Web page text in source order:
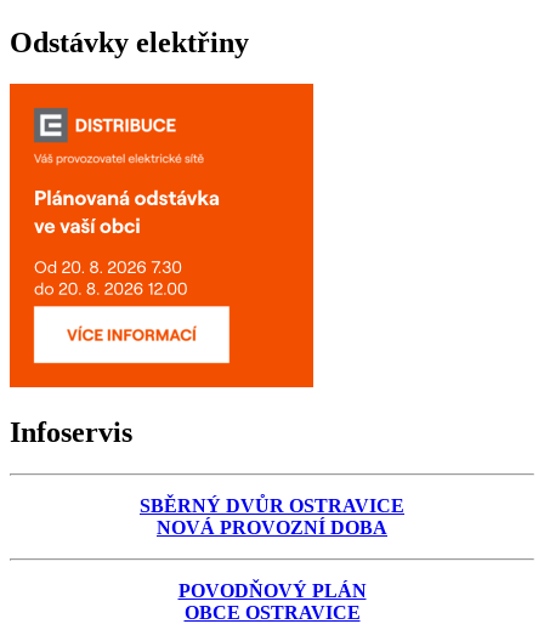
Odstávky elektřiny
Infoservis
SBĚRNÝ DVŮR OSTRAVICE
NOVÁ PROVOZNÍ DOBA
POVODŇOVÝ PLÁN
OBCE OSTRAVICE